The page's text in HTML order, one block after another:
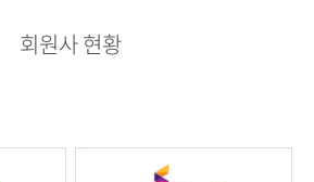
회원사 현황